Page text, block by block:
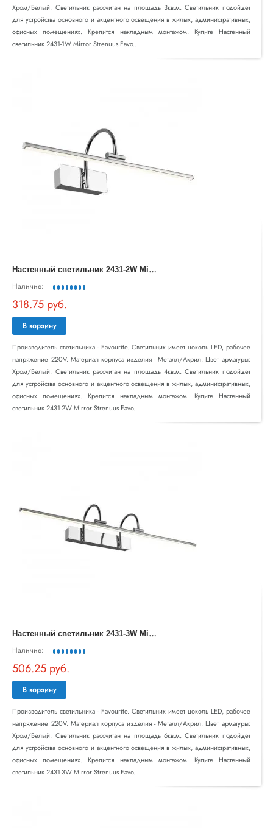
Хром/Белый. Светильник рассчитан на площадь 3кв.м. Светильник подойдет
для устройства основного и акцентного освещения в жилых, административных,
офисных помещениях. Крепится накладным монтажом. Купите Настенный
светильник 2431-1W Mirror Strenuus Favo..
Н
астенный светильник 2431-2W Mirror Strenuus Favourite
Наличие:
318.75 руб.
В корзину
Производитель светильника - Favourite. Светильник имеет цоколь LED, рабочее
напряжение 220V. Материал корпуса изделия - Металл/Акрил. Цвет арматуры:
Хром/Белый. Светильник рассчитан на площадь 4кв.м. Светильник подойдет
для устройства основного и акцентного освещения в жилых, административных,
офисных помещениях. Крепится накладным монтажом. Купите Настенный
светильник 2431-2W Mirror Strenuus Favo..
Н
астенный светильник 2431-3W Mirror Strenuus Favourite
Наличие:
506.25 руб.
В корзину
Производитель светильника - Favourite. Светильник имеет цоколь LED, рабочее
напряжение 220V. Материал корпуса изделия - Металл/Акрил. Цвет арматуры:
Хром/Белый. Светильник рассчитан на площадь 6кв.м. Светильник подойдет
для устройства основного и акцентного освещения в жилых, административных,
офисных помещениях. Крепится накладным монтажом. Купите Настенный
светильник 2431-3W Mirror Strenuus Favo..